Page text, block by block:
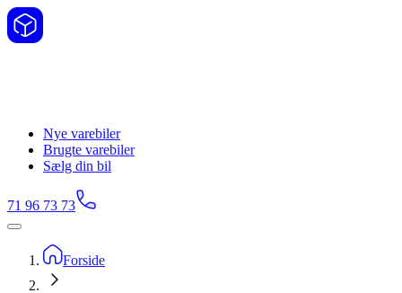
Nye varebiler
Brugte varebiler
Sælg din bil
71 96 73 73
Forside